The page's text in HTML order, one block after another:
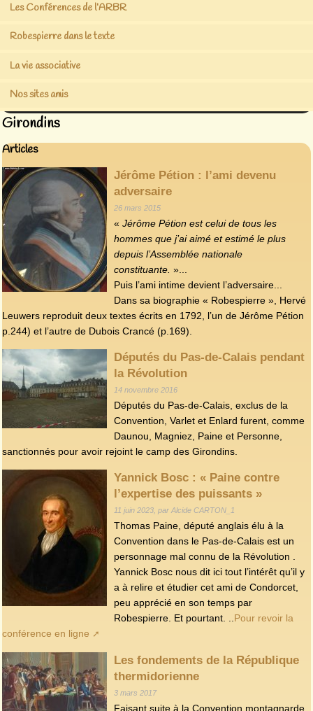
Les Conférences de l’ARBR
Robespierre dans le texte
La vie associative
Nos sites amis
Girondins
Articles
Jérôme Pétion : l’ami devenu
adversaire
26 mars 2015
« Jérôme Pétion est celui de tous les
hommes que j’ai aimé et estimé le plus
depuis l’Assemblée nationale
constituante. »...
Puis l’ami intime devient l’adversaire...
Dans sa biographie « Robespierre », Hervé
Leuwers reproduit deux textes écrits en 1792, l’un de Jérôme Pétion
p.244) et l’autre de Dubois Crancé (p.169).
Députés du Pas-de-Calais pendant
la Révolution
14 novembre 2016
Députés du Pas-de-Calais, exclus de la
Convention, Varlet et Enlard furent, comme
Daunou, Magniez, Paine et Personne,
sanctionnés pour avoir rejoint le camp des Girondins.
Yannick Bosc : « Paine contre
l’expertise des puissants »
11 juin 2023, par Alcide CARTON_1
Thomas Paine, député anglais élu à la
Convention dans le Pas-de-Calais est un
personnage mal connu de la Révolution .
Yannick Bosc nous dit ici tout l’intérêt qu’il y
a à relire et étudier cet ami de Condorcet,
peu apprécié en son temps par
Robespierre. Et pourtant. .. Pour revoir la
conférence en ligne
Les fondements de la République
thermidorienne
3 mars 2017
Faisant suite à la Convention montagnarde,